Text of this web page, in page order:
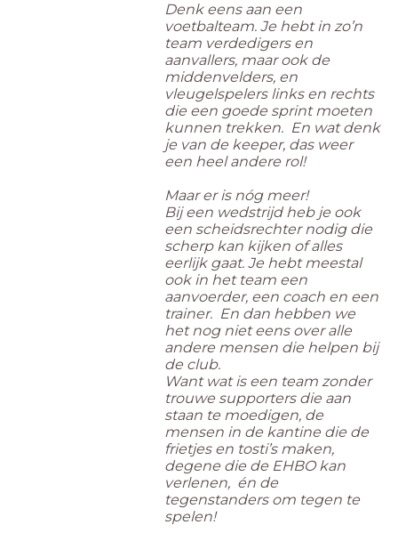
Denk eens aan een
voetbalteam. Je hebt in zo’n
team verdedigers en
aanvallers, maar ook de
middenvelders, en
vleugelspelers links en rechts
die een goede sprint moeten
kunnen trekken. En wat denk
je van de keeper, das weer
een heel andere rol!
Maar er is nóg meer!
Bij een wedstrijd heb je ook
een scheidsrechter nodig die
scherp kan kijken of alles
eerlijk gaat. Je hebt meestal
ook in het team een
aanvoerder, een coach en een
trainer. En dan hebben we
het nog niet eens over alle
andere mensen die helpen bij
de club.
Want wat is een team zonder
trouwe supporters die aan
staan te moedigen, de
mensen in de kantine die de
frietjes en tosti’s maken,
degene die de EHBO kan
verlenen, én de
tegenstanders om tegen te
spelen!